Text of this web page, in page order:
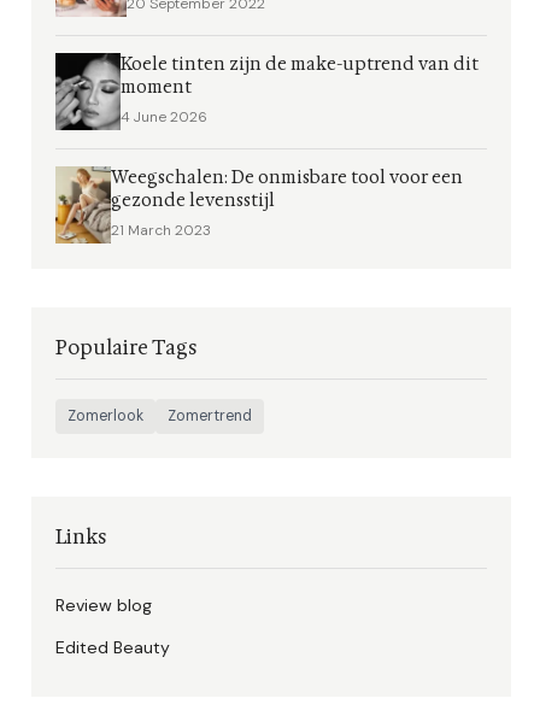
Koele tinten zijn de make-uptrend van dit
moment
4 June 2026
Weegschalen: De onmisbare tool voor een
gezonde levensstijl
21 March 2023
Populaire Tags
Zomerlook Zomertrend
Links
Review blog
Edited Beauty